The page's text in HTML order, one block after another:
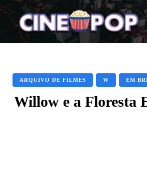
ARQUIVO DE FILMES W EM
Willow e a Floresta